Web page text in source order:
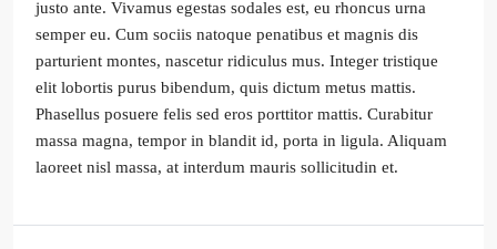
justo ante. Vivamus egestas sodales est, eu rhoncus urna
semper eu. Cum sociis natoque penatibus et magnis dis
parturient montes, nascetur ridiculus mus. Integer tristique
elit lobortis purus bibendum, quis dictum metus mattis.
Phasellus posuere felis sed eros porttitor mattis. Curabitur
massa magna, tempor in blandit id, porta in ligula. Aliquam
laoreet nisl massa, at interdum mauris sollicitudin et.